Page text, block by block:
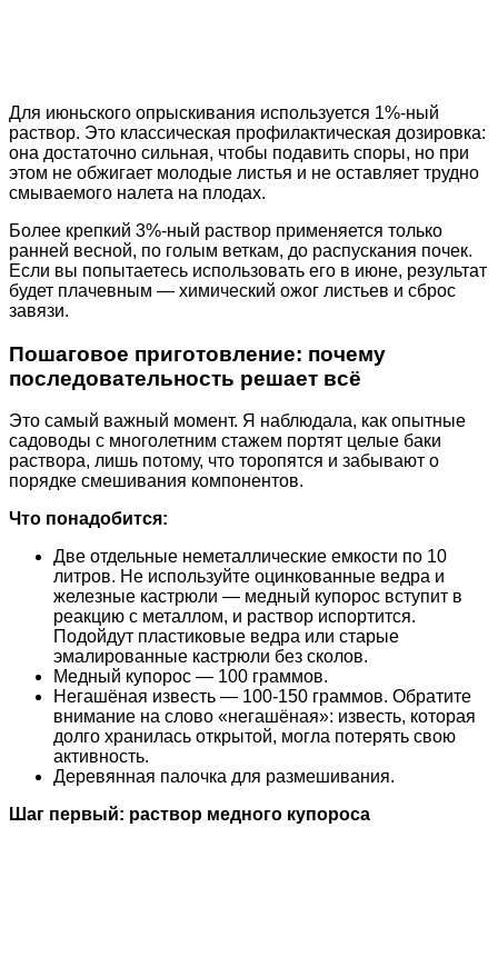
Для июньского опрыскивания используется 1%-ный
раствор. Это классическая профилактическая дозировка:
она достаточно сильная, чтобы подавить споры, но при
этом не обжигает молодые листья и не оставляет трудно
смываемого налета на плодах.
Более крепкий 3%-ный раствор применяется только
ранней весной, по голым веткам, до распускания почек.
Если вы попытаетесь использовать его в июне, результат
будет плачевным — химический ожог листьев и сброс
завязи.
Пошаговое приготовление: почему
последовательность решает всё
Это самый важный момент. Я наблюдала, как опытные
садоводы с многолетним стажем портят целые баки
раствора, лишь потому, что торопятся и забывают о
порядке смешивания компонентов.
Что понадобится:
Две отдельные неметаллические емкости по 10
литров. Не используйте оцинкованные ведра и
железные кастрюли — медный купорос вступит в
реакцию с металлом, и раствор испортится.
Подойдут пластиковые ведра или старые
эмалированные кастрюли без сколов.
Медный купорос — 100 граммов.
Негашёная известь — 100-150 граммов. Обратите
внимание на слово «негашёная»: известь, которая
долго хранилась открытой, могла потерять свою
активность.
Деревянная палочка для размешивания.
Шаг первый: раствор медного купороса